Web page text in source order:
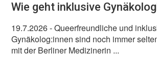
Wie geht inklusive
19.7.2026- Queerfreundliche und
Gynäkolog:innen sind noch immer
mit der Berliner Medizinerin ...